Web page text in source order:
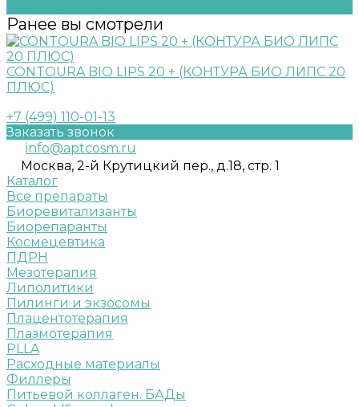
Ранее вы смотрели
CONTOURA BIO LIPS 20 + (КОНТУРА БИО ЛИПС 20
ПЛЮС)
+7 (499) 110-01-13
Заказать звонок
info@aptcosm.ru
Москва, 2-й Крутицкий пер., д.18, стр. 1
Каталог
Все препараты
Биоревитализанты
Биорепаранты
Космецевтика
ПДРН
Мезотерапия
Липолитики
Пилинги и экзосомы
Плацентотерапия
Плазмотерапия
PLLA
Расходные материалы
Филлеры
Питьевой коллаген. БАДы